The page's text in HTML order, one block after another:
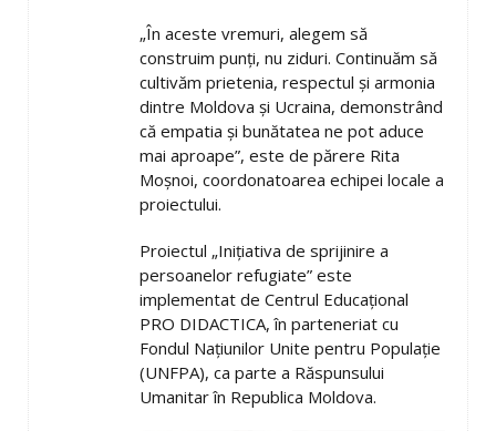
„În aceste vremuri, alegem să
construim punți, nu ziduri. Continuăm să
cultivăm prietenia, respectul și armonia
dintre Moldova și Ucraina, demonstrând
că empatia și bunătatea ne pot aduce
mai aproape”, este de părere Rita
Moșnoi, coordonatoarea echipei locale a
proiectului.
Proiectul „Inițiativa de sprijinire a
persoanelor refugiate” este
implementat de Centrul Educațional
PRO DIDACTICA, în parteneriat cu
Fondul Națiunilor Unite pentru Populație
(UNFPA), ca parte a Răspunsului
Umanitar în Republica Moldova.